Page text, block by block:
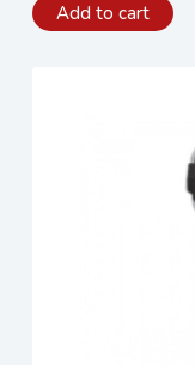
Add to cart